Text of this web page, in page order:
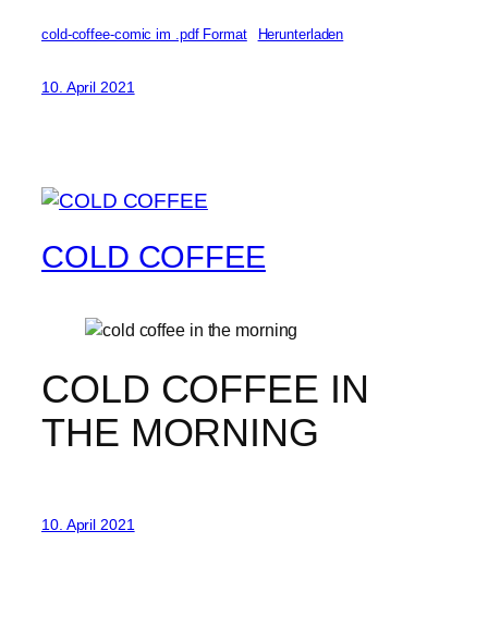
cold-coffee-comic im .pdf Format Herunterladen
10. April 2021
COLD COFFEE
COLD COFFEE IN
THE MORNING
10. April 2021